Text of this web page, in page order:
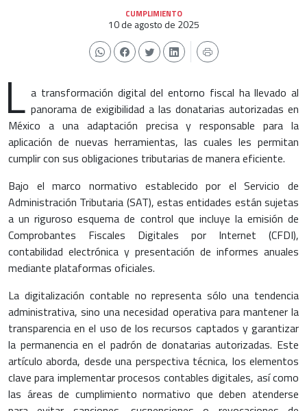
CUMPLIMIENTO
10 de agosto de 2025
L a transformación digital del entorno fiscal ha llevado al
panorama de exigibilidad a las donatarias autorizadas en
México a una adaptación precisa y responsable para la
aplicación de nuevas herramientas, las cuales les permitan
cumplir con sus obligaciones tributarias de manera eficiente.
Bajo el marco normativo establecido por el Servicio de
Administración Tributaria (SAT), estas entidades están sujetas
a un riguroso esquema de control que incluye la emisión de
Comprobantes Fiscales Digitales por Internet (CFDI),
contabilidad electrónica y presentación de informes anuales
mediante plataformas oficiales.
La digitalización contable no representa sólo una tendencia
administrativa, sino una necesidad operativa para mantener la
transparencia en el uso de los recursos captados y garantizar
la permanencia en el padrón de donatarias autorizadas. Este
artículo aborda, desde una perspectiva técnica, los elementos
clave para implementar procesos contables digitales, así como
las áreas de cumplimiento normativo que deben atenderse